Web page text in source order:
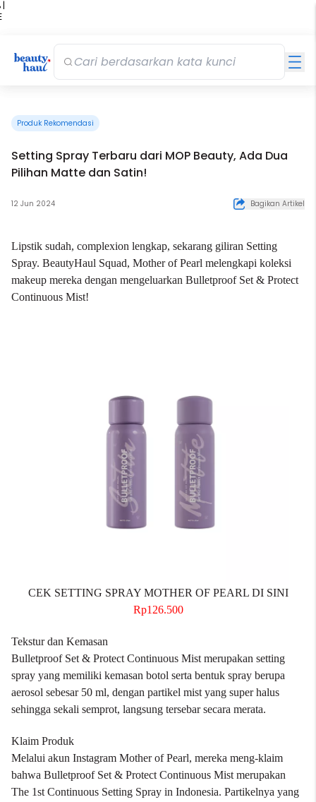
|
Produk Rekomendasi
Setting Spray Terbaru dari MOP Beauty, Ada Dua
Pilihan Matte dan Satin!
12 Jun 2024 Bagikan Artikel
Lipstik sudah, complexion lengkap, sekarang giliran Setting
Spray. BeautyHaul Squad, Mother of Pearl melengkapi koleksi
makeup mereka dengan mengeluarkan Bulletproof Set & Protect
Continuous Mist!
CEK SETTING SPRAY MOTHER OF PEARL DI SINI
Rp126.500
Tekstur dan Kemasan
Bulletproof Set & Protect Continuous Mist merupakan setting
spray yang memiliki kemasan botol serta bentuk spray berupa
aerosol sebesar 50 ml, dengan partikel mist yang super halus
sehingga sekali semprot, langsung tersebar secara merata.
Klaim Produk
Melalui akun Instagram Mother of Pearl, mereka meng-klaim
bahwa Bulletproof Set & Protect Continuous Mist merupakan
The 1st Continuous Setting Spray in Indonesia. Partikelnya yang